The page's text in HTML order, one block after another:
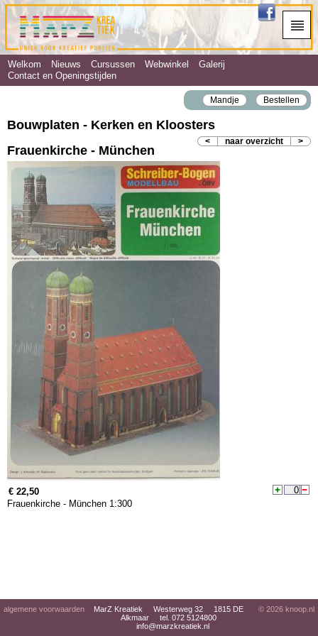
Welkom Nieuws Cursussen Webwinkel
Galerij
Contact en Openingstijden
Mandje Bestellen
Bouwplaten - Kerken en Kloosters
< naar overzicht >
Frauenkirche - München
€ 22,50
Frauenkirche - München 1:300
algemene voorwaarden
MarZ Kreatiek Westerweg 32 1815 DE
Alkmaar tel. 072 5124800
info@marzkreatiek.nl
© 2026 knoop.nl